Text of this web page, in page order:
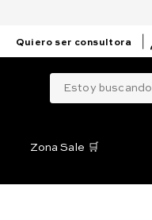
Quiero ser consultora
Zona Sale 🛒